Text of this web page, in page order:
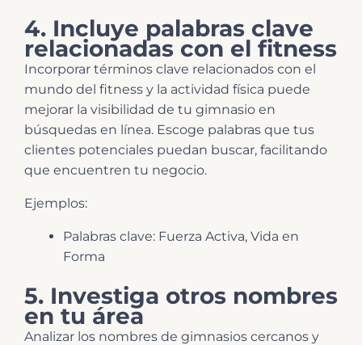
4. Incluye palabras clave
relacionadas con el fitness
Incorporar términos clave relacionados con el
mundo del fitness y la actividad física puede
mejorar la visibilidad de tu gimnasio en
búsquedas en línea. Escoge palabras que tus
clientes potenciales puedan buscar, facilitando
que encuentren tu negocio.
Ejemplos:
Palabras clave: Fuerza Activa, Vida en
Forma
5. Investiga otros nombres
en tu área
Analizar los nombres de gimnasios cercanos y